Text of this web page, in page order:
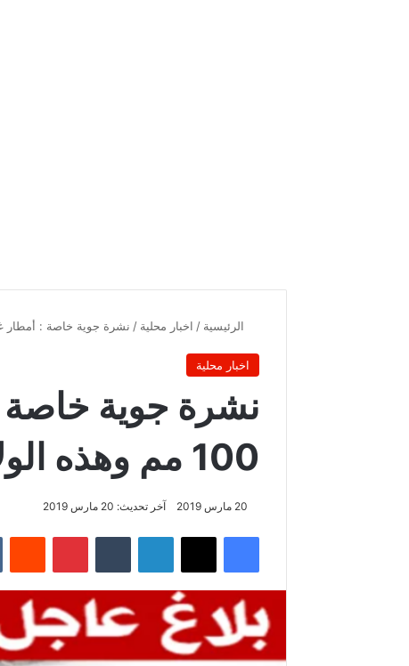
الرئيسية / اخبار محلية / نشرة جوية خاصة : أمطار غزيرة تتجاوز 100 مم
اخبار محلية
نشرة جوية خاصة
100 مم وهذه الولايات المهدّدة ..!
20 مارس 2019 آخر تحديث: 20 مارس 2019
فيسبوك لينكدإن بينتيريست